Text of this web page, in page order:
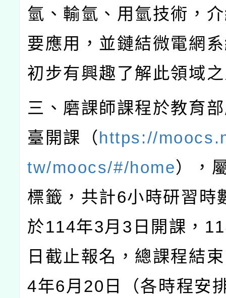
氫、輸氫、用氫技術，
要應用，並鏈結微電網
初步有興趣了解此領域
三、磨課師課程於教育
臺開課（https://
tw/moocs/#/home），
標籤，共計6小時研習時
於114年3月 3 日開課，
日截止報名，總課程結
4年6月 20 日（各時程安